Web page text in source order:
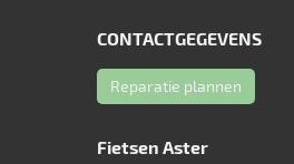
CONTACTGEGEVENS
Reparatie plannen
Fietsen Aster